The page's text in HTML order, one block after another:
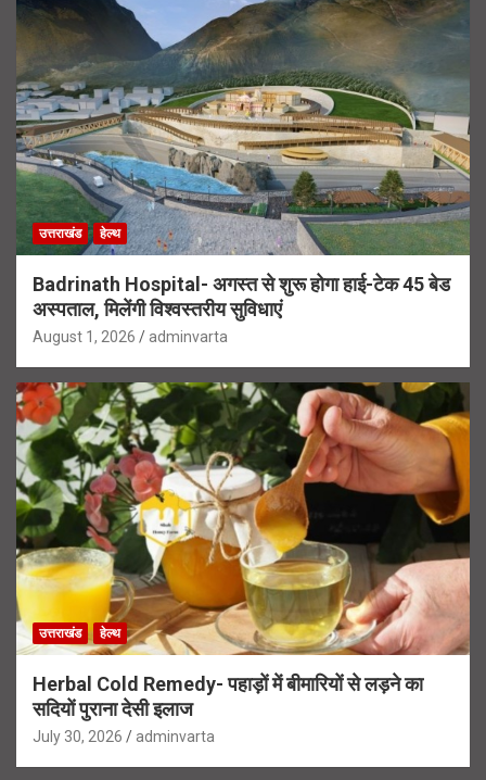
उत्तराखंड हेल्थ
Badrinath Hospital- अगस्त से शुरू होगा हाई-टेक 45 बेड
अस्पताल, मिलेंगी विश्वस्तरीय सुविधाएं
August 1, 2026 adminvarta
उत्तराखंड हेल्थ
Herbal Cold Remedy- पहाड़ों में बीमारियों से लड़ने का
सदियों पुराना देसी इलाज
July 30, 2026 adminvarta